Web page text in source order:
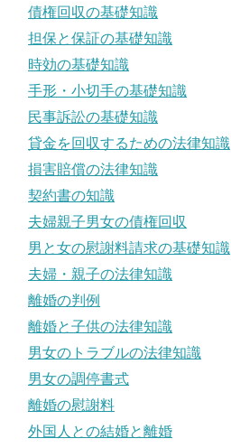
債権回収の基礎知識
担保と保証の基礎知識
時効の基礎知識
手形・小切手の基礎知識
民事訴訟の基礎知識
貸金を回収するための法律知識
損害賠償の法律知識
契約書の知識
夫婦親子男女の債権回収
男と女の慰謝料請求の基礎知識
夫婦・親子の法律知識
離婚の判例
離婚と子供の法律知識
男女のトラブルの法律知識
男女の調停書式
離婚の慰謝料
外国人との結婚と離婚